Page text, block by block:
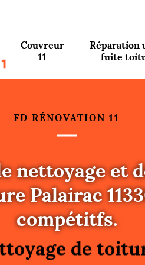
Couvreur
11
Réparation
fuite
FD RÉNOVATION 11
nettoyage et
Palairac
compétitfs.
fuite
de
de